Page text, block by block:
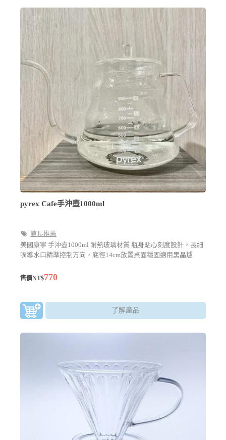
pyrex Cafe手沖壺1000ml
館長推薦
美國康寧 手沖壺1000ml 耐熱玻璃材質 瓶身貼心刻度設計，長細
嘴導水口精準控制方向，底徑14cm放置桌面穩固適用黑晶爐
售價NT$770
了解產品